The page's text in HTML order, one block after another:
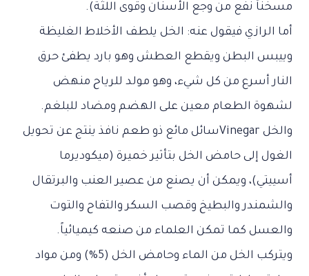
مسخناً نفع من وجع الأسنان وقوى اللثة).
أما الرازي فيقول عنه: الخل يلطف الأخلاط الغليظة
وييبس البطن ويقطع العطش وهو بارد يطفئ حرق
النار أسرع من كل شيء، وهو مولد للرياح منهض
لشهوة الطعام معين على الهضم ومضاد للبلغم.
والخل Vinegarسائل مائع ذو طعم نافذ ينتج عن تحويل
الغول إلى حامض الخل بتأثير خميرة (ميكوديرما
أسييتي)، ويمكن أن يصنع من عصير العنب والبرتقال
والشمندر والبطيخ وقصب السكر والتفاح والتوت
والعسل كما تمكن العلماء من صنعه كيميائياً.
ويتركب الخل من الماء وحامض الخل (5%) ومن مواد